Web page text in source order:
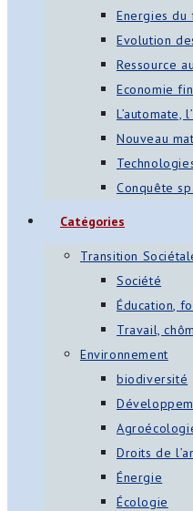
Energies du
Evolution
Ressource
Economie
L’automate,
Nouveau
Conquête
Catégories
Transition
Société
Éducation,
Travail,
Environnement
biodiversité
Droits de
Énergie
Écologie